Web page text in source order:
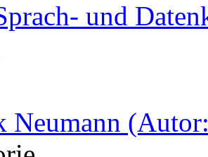
und
Neumann